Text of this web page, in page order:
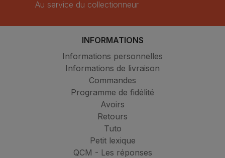
Au service du collectionneur
INFORMATIONS
Informations personnelles
Informations de livraison
Commandes
Programme de fidélité
Avoirs
Retours
Tuto
Petit lexique
QCM - Les réponses